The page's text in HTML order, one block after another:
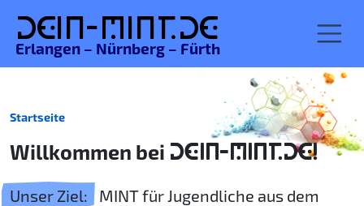
Dein-MINT.de
Erlangen – Nürnberg – Fürth
Startseite
Willkommen bei DEIN-MINT.DE!
Unser Ziel:
MINT für Jugendliche aus dem